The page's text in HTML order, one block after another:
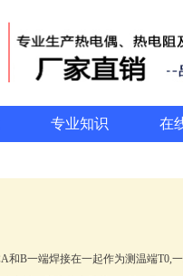
专业知识 在
B一端焊接在一起作为测温端T0,